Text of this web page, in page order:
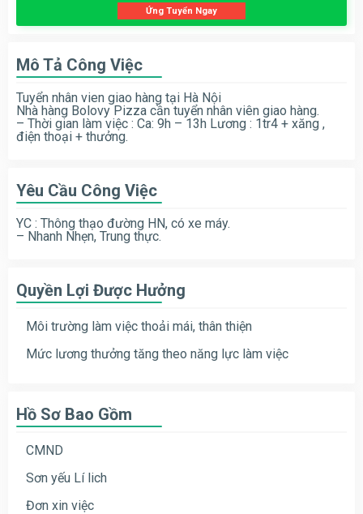
Ứng Tuyển Ngay
Mô Tả Công Việc
Tuyển nhân vien giao hàng tại Hà Nội
Nhà hàng Bolovy Pizza cần tuyển nhân viên giao hàng.
– Thời gian làm việc : Ca: 9h – 13h Lương : 1tr4 + xăng ,
điện thoại + thưởng.
Yêu Cầu Công Việc
YC : Thông thạo đường HN, có xe máy.
– Nhanh Nhẹn, Trung thực.
Quyền Lợi Được Hưởng
Môi trường làm việc thoải mái, thân thiện
Mức lương thưởng tăng theo năng lực làm việc
Hồ Sơ Bao Gồm
CMND
Sơn yếu Lí lich
Đơn xin việc